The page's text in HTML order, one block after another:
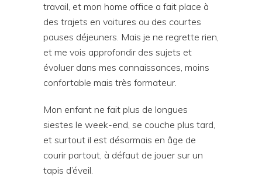
travail, et mon home office a fait place à
des trajets en voitures ou des courtes
pauses déjeuners. Mais je ne regrette rien,
et me vois approfondir des sujets et
évoluer dans mes connaissances, moins
confortable mais très formateur.
Mon enfant ne fait plus de longues
siestes le week-end, se couche plus tard,
et surtout il est désormais en âge de
courir partout, à défaut de jouer sur un
tapis d’éveil.